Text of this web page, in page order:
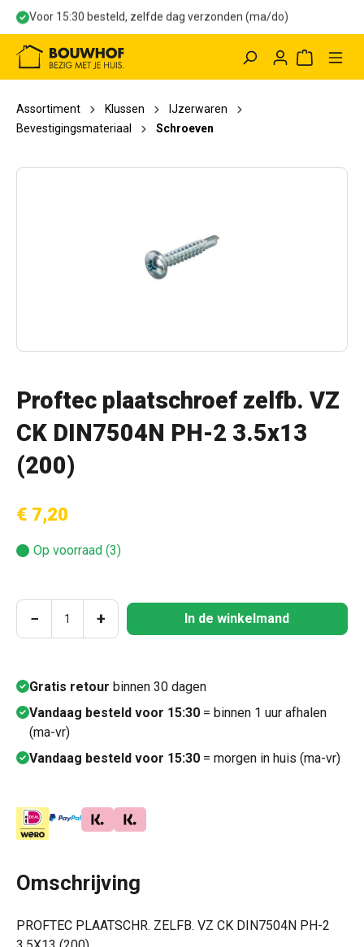
Voor 15:30 besteld, zelfde dag verzonden (ma/do)
Assortiment Klussen
IJzerwaren
Bevestigingsmateriaal
Schroeven
Proftec plaatschroef zelfb. VZ
CK DIN7504N PH-2 3.5x13
(200)
€ 7,20
Op voorraad (3)
Producthoeveelheid: Voer de gewenste
− + In de winkelmand
Gratis retour binnen 30 dagen
Vandaag besteld voor 15:30 = binnen 1 uur afhalen
(ma-vr)
Vandaag besteld voor 15:30 = morgen in huis (ma-vr)
Omschrijving
PROFTEC PLAATSCHR. ZELFB. VZ CK DIN7504N PH-2